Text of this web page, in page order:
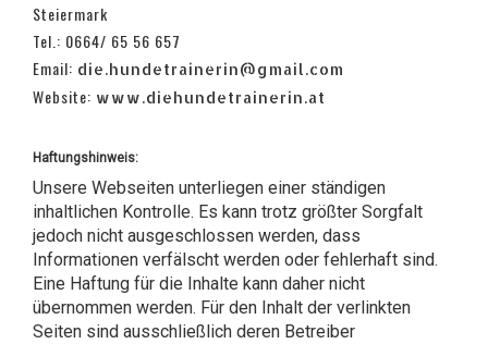
Steiermark
Tel.: 0664/ 65 56 657
Email: die.hundetrainerin@gmail.com
Website: www.diehundetrainerin.at
Haftungshinweis:
Unsere Webseiten unterliegen einer ständigen
inhaltlichen Kontrolle. Es kann trotz größter Sorgfalt
jedoch nicht ausgeschlossen werden, dass
Informationen verfälscht werden oder fehlerhaft sind.
Eine Haftung für die Inhalte kann daher nicht
übernommen werden. Für den Inhalt der verlinkten
Seiten sind ausschließlich deren Betreiber